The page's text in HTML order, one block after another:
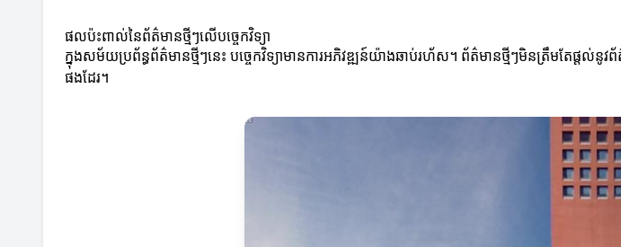
ផលប៉ះពាល់នៃព័ត៌មានថ្មីៗលើបច្ចេកវិទ្យា
ក្នុងសម័យប្រព័ន្ធព័ត៌មានថ្មីៗនេះ បច្ចេកវិទ្យាមានការអភិវឌ្ឍន៍យ៉ាងឆាប់រហ័ស។ ព័ត៌មានថ្មីៗមិនត្រឹមតែផ្តល់នូ
ផងដែរ។